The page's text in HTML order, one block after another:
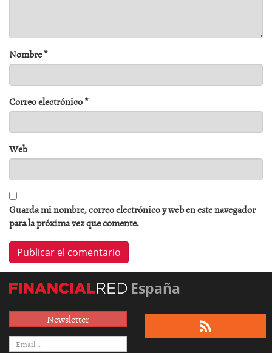
Nombre*
Correo electrónico*
Web
Guarda mi nombre, correo electrónico y web en este navegador
para la próxima vez que comente.
España
Newsletter